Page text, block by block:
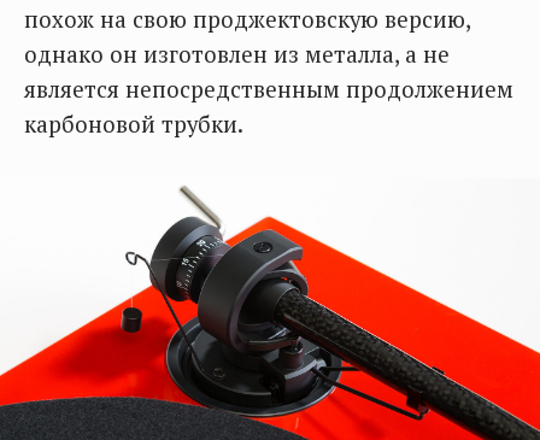
похож на свою проджектовскую версию,
однако он изготовлен из металла, а не
является непосредственным продолжением
карбоновой трубки.